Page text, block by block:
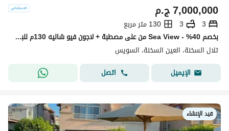
ج.م7,000,000
3
3
130 متر مربع
بخصم 40% - Sea View من على مصطبة + لاجون فيو شاليه 130م للبيع فـ تلال العين السخنة بجوار لافيستا Telal El Sokhna دقائق من بورتو وطريق الزعفرانة
تلال السخنة، العين السخنة، السويس
الإيميل
اتصل
قيد الإنشاء